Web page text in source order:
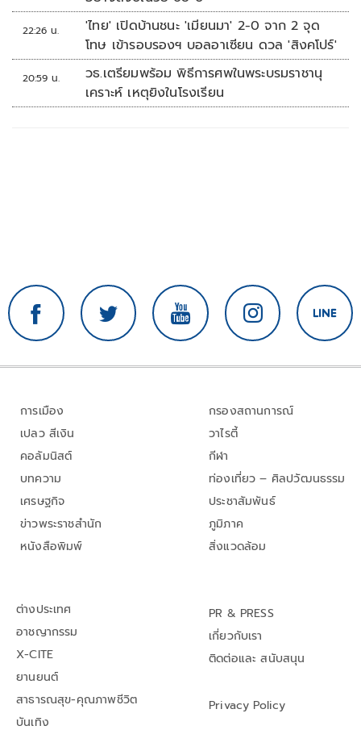
22:26 น.
'ไทย' เปิดบ้านชนะ 'เมียนมา' 2-0 จาก 2 จุด
โทษ เข้ารอบรองฯ บอลอาเซียน ดวล 'สิงคโปร์'
20:59 น.
วธ.เตรียมพร้อม พิธีการศพในพระบรมราชานุ
เคราะห์ เหตุยิงในโรงเรียน
การเมือง
เปลว สีเงิน
คอลัมนิสต์
บทความ
เศรษฐกิจ
ข่าวพระราชสำนัก
หนังสือพิมพ์
กรองสถานการณ์
วาไรตี้
กีฬา
ท่องเที่ยว – ศิลปวัฒนธรรม
ประชาสัมพันธ์
ภูมิภาค
สิ่งแวดล้อม
ต่างประเทศ
อาชญากรรม
X-CITE
ยานยนต์
สาธารณสุข-คุณภาพชีวิต
บันเทิง
PR & PRESS
เกี่ยวกับเรา
ติดต่อและ สนับสนุน
Privacy Policy